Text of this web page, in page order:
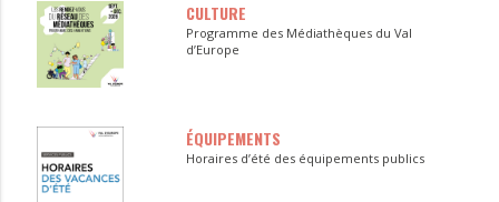
CULTURE
Programme des Médiathèques du Val
d’Europe
ÉQUIPEMENTS
Horaires d’été des équipements publics